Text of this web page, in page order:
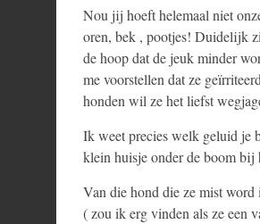
Nou jij hoeft helemaal niet
oren, bek , pootjes! Duidelijk
de hoop dat de jeuk minder
me voorstellen dat ze
honden wil ze het liefst
Ik weet precies welk geluid je
klein huisje onder de boom bij
Van die hond die ze mist
( zou ik erg vinden als ze een